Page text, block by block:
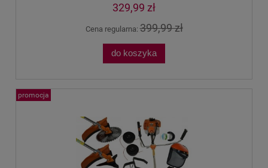
329,99 zł
Cena regularna:399,99 zł
do koszyka
promocja